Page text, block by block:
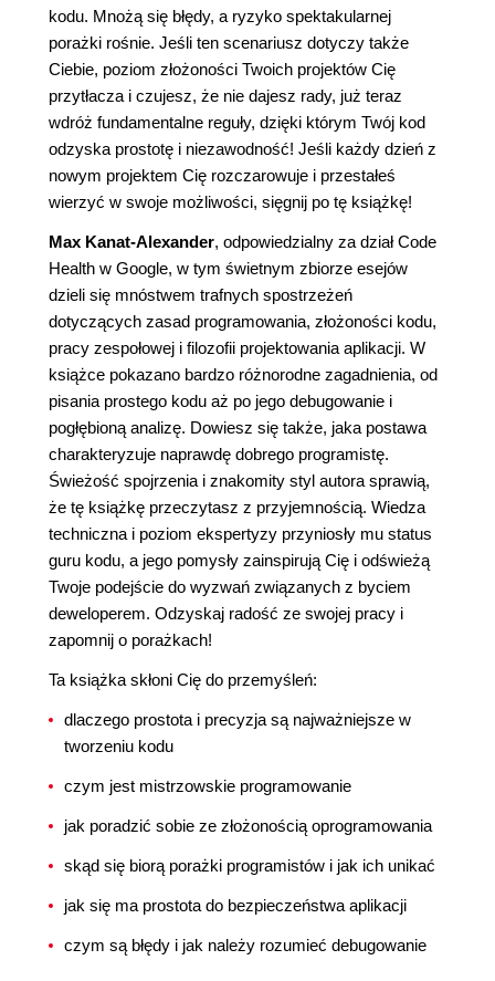
kodu. Mnożą się błędy, a ryzyko spektakularnej
porażki rośnie. Jeśli ten scenariusz dotyczy także
Ciebie, poziom złożoności Twoich projektów Cię
przytłacza i czujesz, że nie dajesz rady, już teraz
wdróż fundamentalne reguły, dzięki którym Twój kod
odzyska prostotę i niezawodność! Jeśli każdy dzień z
nowym projektem Cię rozczarowuje i przestałeś
wierzyć w swoje możliwości, sięgnij po tę książkę!
Max Kanat-Alexander, odpowiedzialny za dział Code
Health w Google, w tym świetnym zbiorze esejów
dzieli się mnóstwem trafnych spostrzeżeń
dotyczących zasad programowania, złożoności kodu,
pracy zespołowej i filozofii projektowania aplikacji. W
książce pokazano bardzo różnorodne zagadnienia, od
pisania prostego kodu aż po jego debugowanie i
pogłębioną analizę. Dowiesz się także, jaka postawa
charakteryzuje naprawdę dobrego programistę.
Świeżość spojrzenia i znakomity styl autora sprawią,
że tę książkę przeczytasz z przyjemnością. Wiedza
techniczna i poziom ekspertyzy przyniosły mu status
guru kodu, a jego pomysły zainspirują Cię i odświeżą
Twoje podejście do wyzwań związanych z byciem
deweloperem. Odzyskaj radość ze swojej pracy i
zapomnij o porażkach!
Ta książka skłoni Cię do przemyśleń:
dlaczego prostota i precyzja są najważniejsze w
tworzeniu kodu
czym jest mistrzowskie programowanie
jak poradzić sobie ze złożonością oprogramowania
skąd się biorą porażki programistów i jak ich unikać
jak się ma prostota do bezpieczeństwa aplikacji
czym są błędy i jak należy rozumieć debugowanie